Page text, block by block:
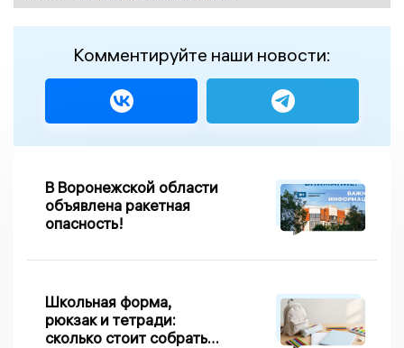
Комментируйте наши новости:
В Воронежской области
объявлена ракетная
опасность!
Школьная форма,
рюкзак и тетради:
сколько стоит собрать